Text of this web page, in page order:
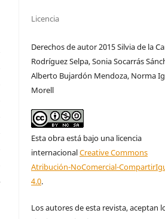
Licencia
Derechos de autor 2015 Silvia de la
Rodríguez Selpa, Sonia Socarrás
Alberto Bujardón Mendoza, Norma
Morell
Esta obra está bajo una licencia
internacionalCreative Commons
Atribución-NoComercial-
4.0.
Los autores de esta revista, aceptan